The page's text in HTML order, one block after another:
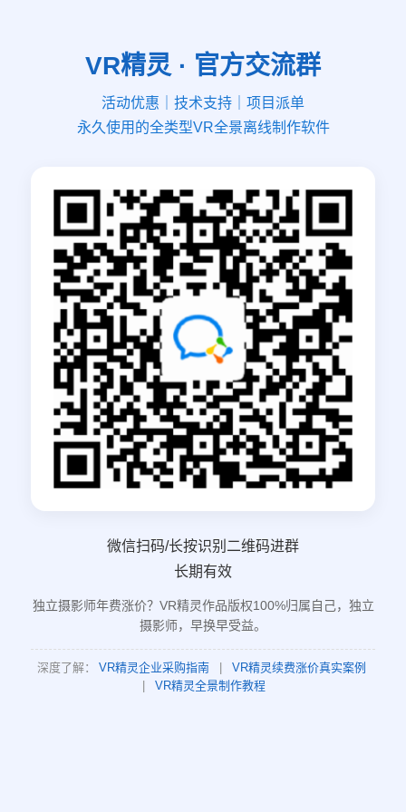
VR精灵 · 官方交流群
活动优惠｜技术支持｜项目派单
永久使用的全类型VR全景离线制作软件
微信扫码/长按识别二维码进群
长期有效
独立摄影师年费涨价？VR精灵作品版权100%归属自己，独立
摄影师，早换早受益。
深度了解： VR精灵企业采购指南
VR精灵续费涨价真实案例
VR精灵全景制作教程